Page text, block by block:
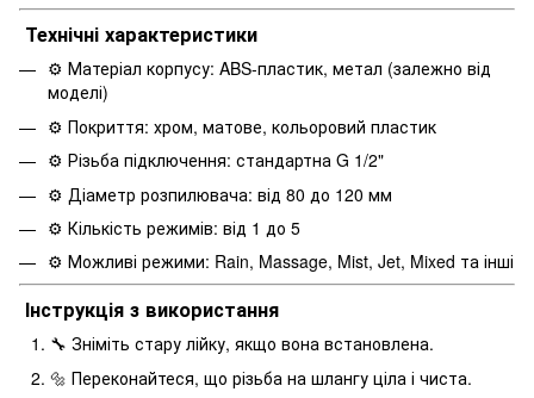
Технічні характеристики
⚙️ Матеріал корпусу: ABS-пластик, метал (залежно від
моделі)
⚙️ Покриття: хром, матове, кольоровий пластик
⚙️ Різьба підключення: стандартна G 1/2"
⚙️ Діаметр розпилювача: від 80 до 120 мм
⚙️ Кількість режимів: від 1 до 5
⚙️ Можливі режими: Rain, Massage, Mist, Jet, Mixed та інші
Інструкція з використання
🔧 Зніміть стару лійку, якщо вона встановлена.
🔩 Переконайтеся, що різьба на шлангу ціла і чиста.